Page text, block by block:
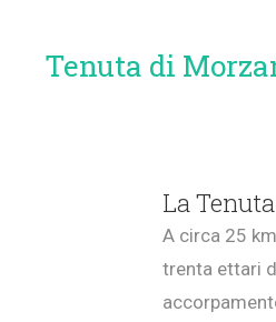
Tenuta di
La Tenuta
A circa 25
trenta ettari